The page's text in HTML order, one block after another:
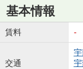
基本情報
賃料 -
交通